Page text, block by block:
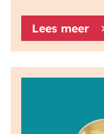
Lees meer